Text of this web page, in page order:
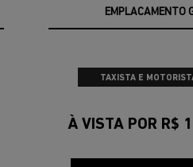
EMPLACAMENTO
TAXISTA E
À VISTA POR R$